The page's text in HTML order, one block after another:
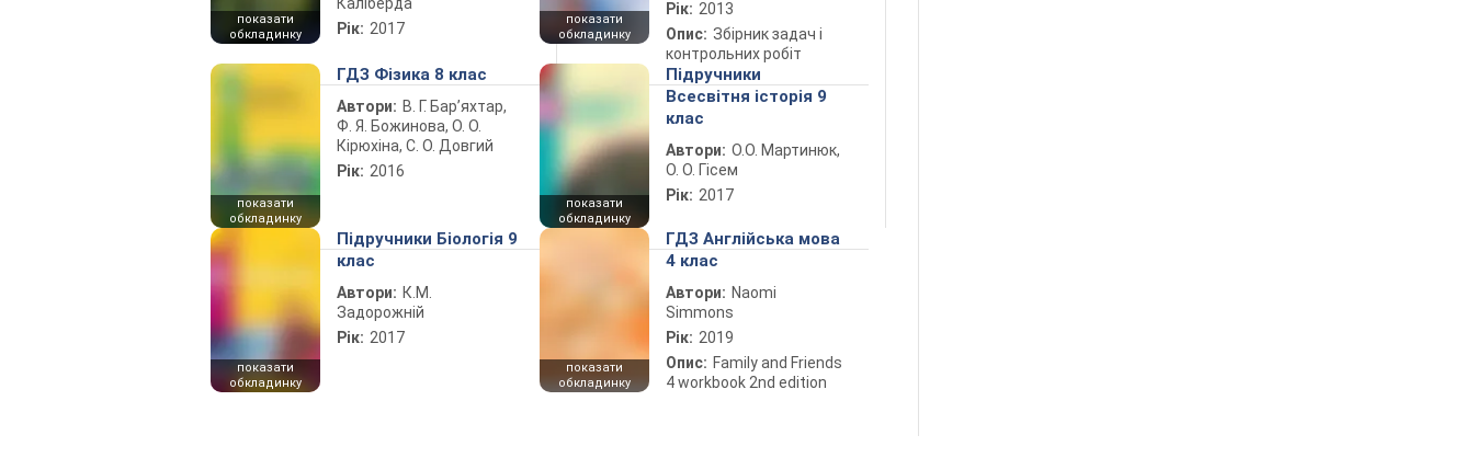
показати
обкладинку
Рік: 2017
показати
обкладинку
Рік: 2013
Опис: Збірник задач і
контрольних робіт
показати
обкладинку
ГДЗ Фізика 8 клас
Автори: В. Г. Бар’яхтар,
Ф. Я. Божинова, О. О.
Кірюхіна, С. О. Довгий
Рік: 2016
показати
обкладинку
Підручники
Всесвітня історія 9
клас
Автори: О.О. Мартинюк,
О. О. Гісем
Рік: 2017
показати
обкладинку
Підручники Біологія 9
клас
Автори: К.М.
Задорожній
Рік: 2017
показати
обкладинку
ГДЗ Англійська мова
4 клас
Автори: Naomi
Simmons
Рік: 2019
Опис: Family and Friends
4 workbook 2nd edition